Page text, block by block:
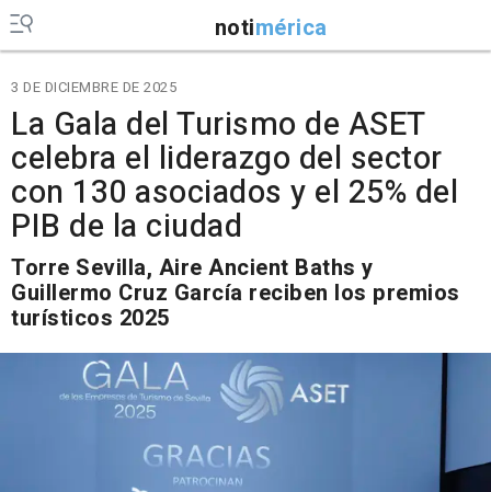
notimérica
3 DE DICIEMBRE DE 2025
La Gala del Turismo de ASET
celebra el liderazgo del sector
con 130 asociados y el 25% del
PIB de la ciudad
Torre Sevilla, Aire Ancient Baths y
Guillermo Cruz García reciben los premios
turísticos 2025